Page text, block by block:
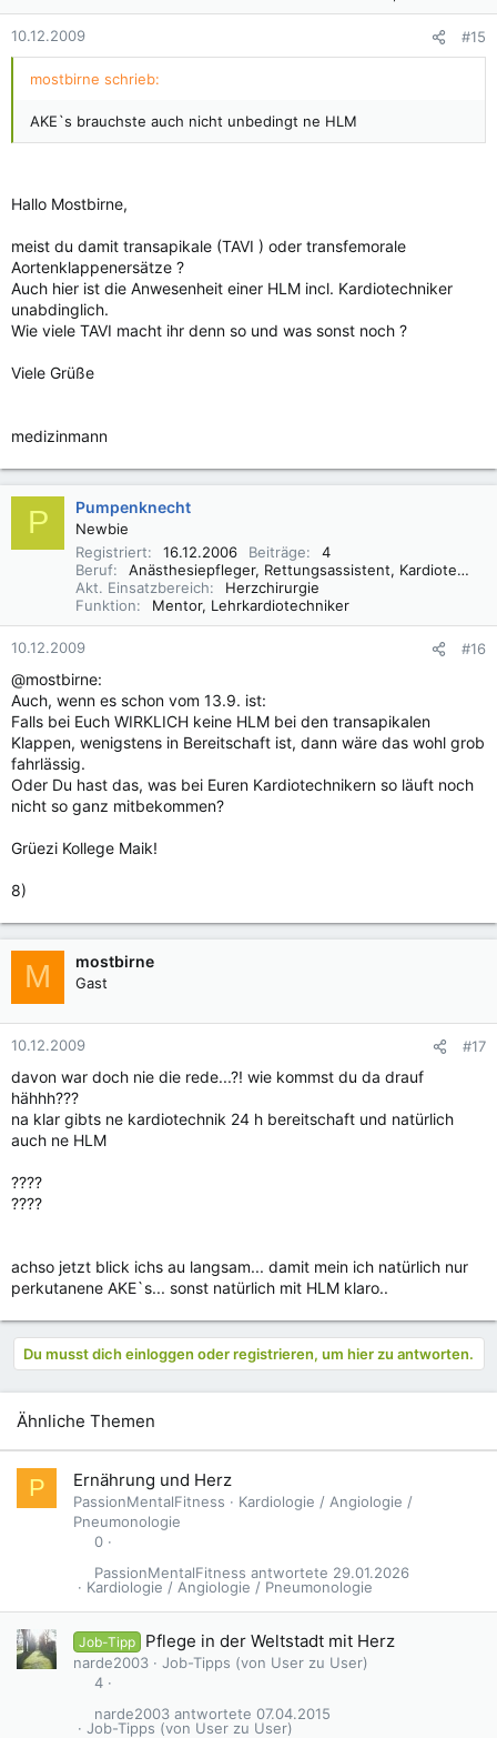
10.12.2009 #15
mostbirne schrieb:
AKE`s brauchste auch nicht unbedingt ne HLM
Hallo Mostbirne,
meist du damit transapikale (TAVI ) oder transfemorale
Aortenklappenersätze ?
Auch hier ist die Anwesenheit einer HLM incl. Kardiotechniker
unabdinglich.
Wie viele TAVI macht ihr denn so und was sonst noch ?
Viele Grüße
medizinmann
P Pumpenknecht
Newbie
Registriert
16.12.2006 Beiträge
4
Beruf
Anästhesiepfleger, Rettungsassistent, Kardiotechniker
Akt. Einsatzbereich
Herzchirurgie
Funktion
Mentor, Lehrkardiotechniker
10.12.2009 #16
@mostbirne:
Auch, wenn es schon vom 13.9. ist:
Falls bei Euch WIRKLICH keine HLM bei den transapikalen
Klappen, wenigstens in Bereitschaft ist, dann wäre das wohl grob
fahrlässig.
Oder Du hast das, was bei Euren Kardiotechnikern so läuft noch
nicht so ganz mitbekommen?
Grüezi Kollege Maik!
8)
M mostbirne
Gast
10.12.2009 #17
davon war doch nie die rede...?! wie kommst du da drauf
hähhh???
na klar gibts ne kardiotechnik 24 h bereitschaft und natürlich
auch ne HLM
????
????
achso jetzt blick ichs au langsam... damit mein ich natürlich nur
perkutanene AKE`s... sonst natürlich mit HLM klaro..
Du musst dich einloggen oder registrieren, um hier zu antworten.
Ähnliche Themen
P Ernährung und Herz
PassionMentalFitness
Kardiologie / Angiologie /
Pneumonologie
0
Kardiologie / Angiologie / Pneumonologie
29.01.2026
PassionMentalFitness
Job-Tipp Pflege in der Weltstadt mit Herz
narde2003
Job-Tipps (von User zu User)
4
Job-Tipps (von User zu User)
07.04.2015
narde2003